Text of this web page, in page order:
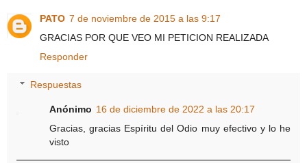
PATO 7 de noviembre de 2015 a las 9:17
GRACIAS POR QUE VEO MI PETICION REALIZADA
Responder
Respuestas
Anónimo 16 de diciembre de 2022 a las 20:17
Gracias, gracias Espíritu del Odio muy efectivo y lo he
visto